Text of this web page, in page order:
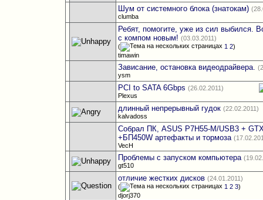
Шум от системного блока (знатокам)
clumba
Ребят, помогите, уже из сил выбился.
с компом новым! (03.03.2011)
(
1 2)
timawin
Зависание, остановка видеодрайвера.
ysm
PCI to SATA 6Gbps (26.02.2011)
Plexus
длинный непрерывный гудок (22.02.2011)
kalvadoss
Собрал ПК, ASUS P7H55-M/USB3 +
+БП450W артефакты и тормоза
VecH
Проблемы с запуском компьютера
gt510
отличие жестких дисков (24.01.2011)
(
1 2 3)
djorj370